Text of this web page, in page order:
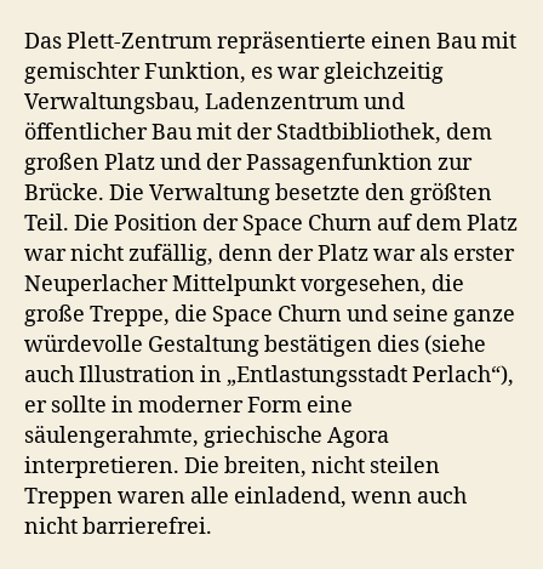
Das Plett-Zentrum repräsentierte einen Bau mit
gemischter Funktion, es war gleichzeitig
Verwaltungsbau, Ladenzentrum und
öffentlicher Bau mit der Stadtbibliothek, dem
großen Platz und der Passagenfunktion zur
Brücke. Die Verwaltung besetzte den größten
Teil. Die Position der Space Churn auf dem Platz
war nicht zufällig, denn der Platz war als erster
Neuperlacher Mittelpunkt vorgesehen, die
große Treppe, die Space Churn und seine ganze
würdevolle Gestaltung bestätigen dies (siehe
auch Illustration in „Entlastungsstadt Perlach“),
er sollte in moderner Form eine
säulengerahmte, griechische Agora
interpretieren. Die breiten, nicht steilen
Treppen waren alle einladend, wenn auch
nicht barrierefrei.